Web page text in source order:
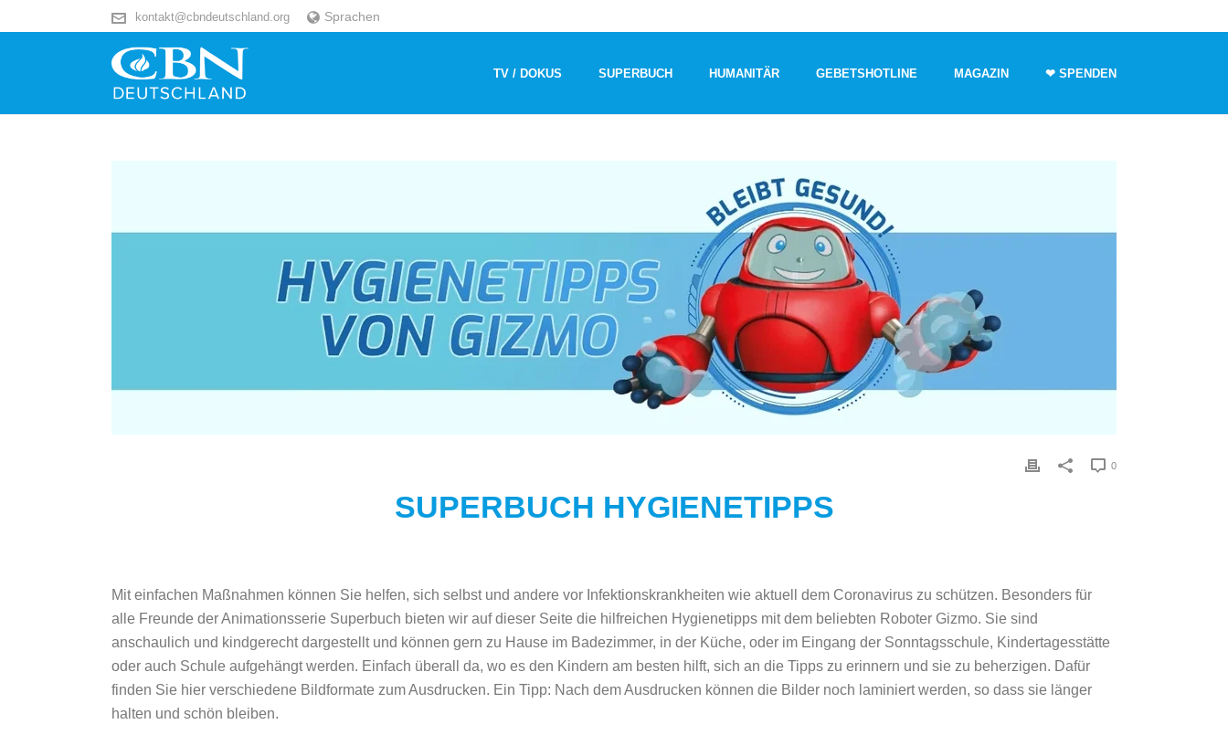
kontakt@cbndeutschland.org Sprachen
TV / DOKUS SUPERBUCH HUMANITÄR GEBETSHOTLINE MAGAZIN ❤ SPENDEN
0
SUPERBUCH HYGIENETIPPS
Mit einfachen Maßnahmen können Sie helfen, sich selbst und andere vor Infektionskrankheiten wie aktuell dem Coronavirus zu schützen. Besonders für
alle Freunde der Animationsserie Superbuch bieten wir auf dieser Seite die hilfreichen Hygienetipps mit dem beliebten Roboter Gizmo. Sie sind
anschaulich und kindgerecht dargestellt und können gern zu Hause im Badezimmer, in der Küche, oder im Eingang der Sonntagsschule, Kindertagesstätte
oder auch Schule aufgehängt werden. Einfach überall da, wo es den Kindern am besten hilft, sich an die Tipps zu erinnern und sie zu beherzigen. Dafür
finden Sie hier verschiedene Bildformate zum Ausdrucken. Ein Tipp: Nach dem Ausdrucken können die Bilder noch laminiert werden, so dass sie länger
halten und schön bleiben.